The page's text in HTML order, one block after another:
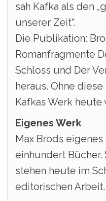
sah Kafka als den
unserer Zeit“.
Die Publikation:
Romanfragmente
Schloss und Der
heraus. Ohne
Kafkas Werk
Eigenes Werk
Max Brods
einhundert Bücher.
stehen heute im
editorischen Arbeit.